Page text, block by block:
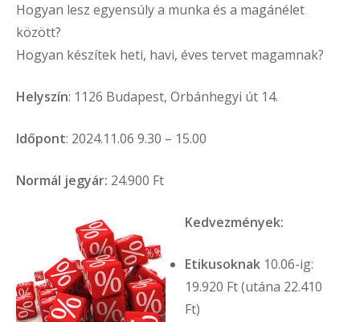
Hogyan lesz egyensúly a munka és a magánélet
között?
Hogyan készítek heti, havi, éves tervet magamnak?
Helyszín: 1126 Budapest, Orbánhegyi út 14.
Időpont: 2024.11.06 9.30 – 15.00
Normál jegyár: 24.900 Ft
Kedvezmények:
Etikusoknak 10.06-ig:
19.920 Ft (utána 22.410
Ft)